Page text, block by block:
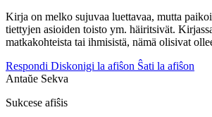
Kirja on melko sujuvaa luettavaa, mutta
tiettyjen asioiden toisto ym. häiritsivät.
matkakohteista tai ihmisistä, nämä olisivat
Respondi Diskonigi la afiŝon Ŝati la afiŝon
Antaŭe Sekva
Sukcese afiŝis